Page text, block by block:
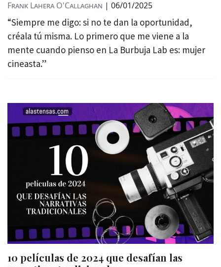
Frank Lahera O'Callaghan | 06/01/2025
“Siempre me digo: si no te dan la oportunidad,
créala tú misma. Lo primero que me viene a la
mente cuando pienso en La Burbuja Lab es: mujer
cineasta.”
10 películas de 2024 que desafían las